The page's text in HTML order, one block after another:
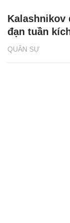
QUÂN SỰ
Kalashnikov
đạn tuần